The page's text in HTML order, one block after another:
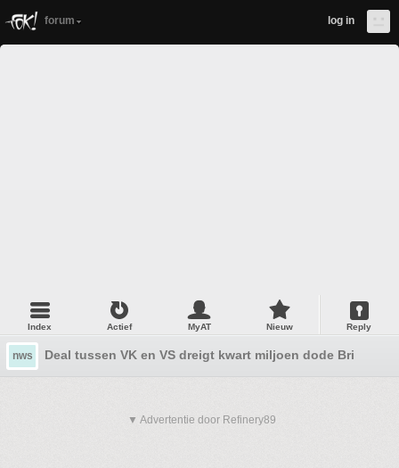
forum log in
Index Actief MyAT Nieuw Reply
nws Deal tussen VK en VS dreigt kwart miljoen dode Britten te
▼ Advertentie door Refinery89